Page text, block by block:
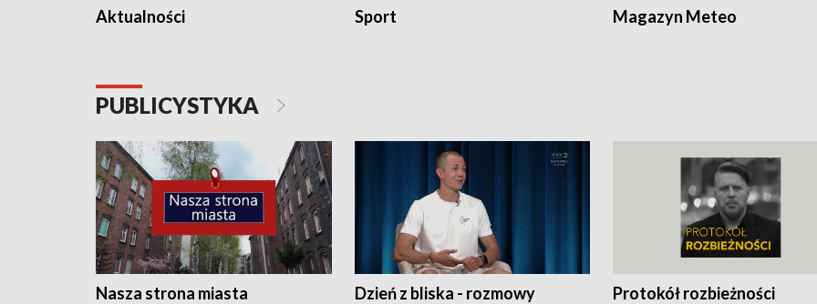
Aktualności Sport Magazyn Meteo
PUBLICYSTYKA
Nasza strona miasta Dzień z bliska - rozmowy Protokół rozbieżności